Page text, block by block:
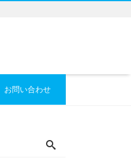
お問い合わせ